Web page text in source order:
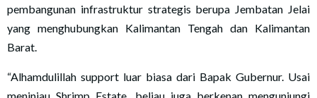
pembangunan infrastruktur strategis berupa Jembatan Jelai
yang menghubungkan Kalimantan Tengah dan Kalimantan
Barat.
“Alhamdulillah support luar biasa dari Bapak Gubernur. Usai